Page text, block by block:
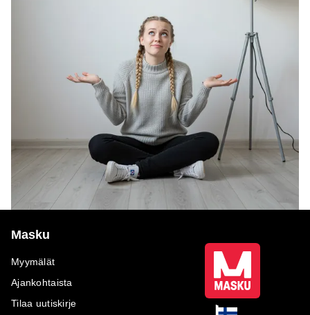
Masku
Myymälät
Ajankohtaista
Tilaa uutiskirje